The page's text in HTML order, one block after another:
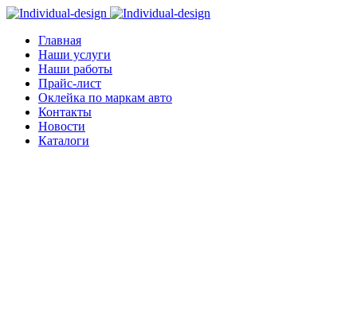
Главная
Наши услуги
Наши работы
Прайс-лист
Оклейка по маркам авто
Контакты
Новости
Каталоги